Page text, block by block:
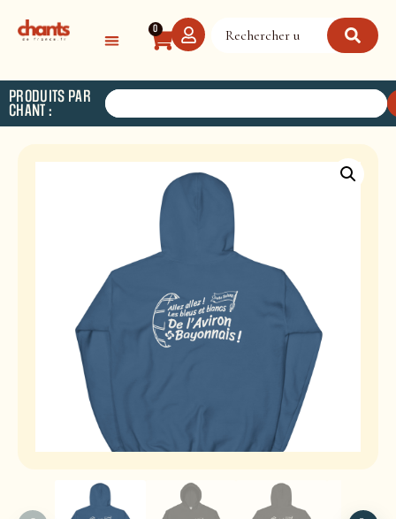
0
PRODUITS PAR
CHANT :